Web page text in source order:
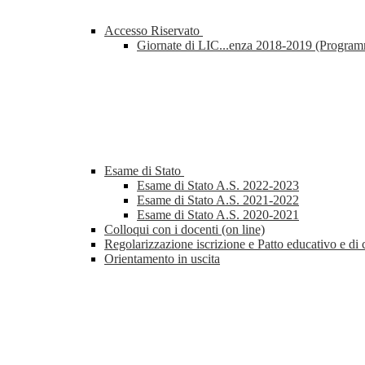
Accesso Riservato
Giornate di LIC...enza 2018-2019
Esame di Stato
Esame di Stato A.S. 2022-2023
Esame di Stato A.S. 2021-2022
Esame di Stato A.S. 2020-2021
Colloqui con i docenti (on line)
Regolarizzazione iscrizione e Patto educativo e di
Orientamento in uscita